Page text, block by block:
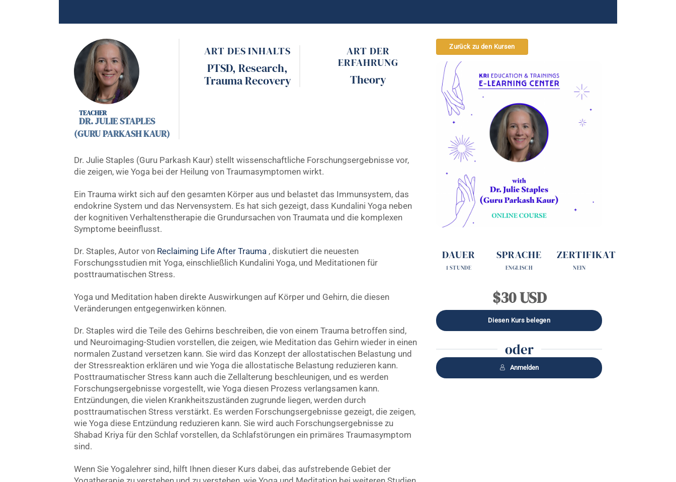
DR. JULIE STAPLES
(GURU PARKASH KAUR)
ART DES INHALTS
PTSD, Research,
Trauma Recovery
ART DER
ERFAHRUNG
Theory
Dr. Julie Staples (Guru Parkash Kaur) stellt wissenschaftliche Forschungsergebnisse vor,
die zeigen, wie Yoga bei der Heilung von Traumasymptomen wirkt.
Ein Trauma wirkt sich auf den gesamten Körper aus und belastet das Immunsystem, das
endokrine System und das Nervensystem. Es hat sich gezeigt, dass Kundalini Yoga neben
der kognitiven Verhaltenstherapie die Grundursachen von Traumata und die komplexen
Symptome beeinflusst.
Dr. Staples, Autor von Reclaiming Life After Trauma , diskutiert die neuesten
Forschungsstudien mit Yoga, einschließlich Kundalini Yoga, und Meditationen für
posttraumatischen Stress.
Yoga und Meditation haben direkte Auswirkungen auf Körper und Gehirn, die diesen
Veränderungen entgegenwirken können.
Dr. Staples wird die Teile des Gehirns beschreiben, die von einem Trauma betroffen sind,
und Neuroimaging-Studien vorstellen, die zeigen, wie Meditation das Gehirn wieder in einen
normalen Zustand versetzen kann. Sie wird das Konzept der allostatischen Belastung und
der Stressreaktion erklären und wie Yoga die allostatische Belastung reduzieren kann.
Posttraumatischer Stress kann auch die Zellalterung beschleunigen, und es werden
Forschungsergebnisse vorgestellt, wie Yoga diesen Prozess verlangsamen kann.
Entzündungen, die vielen Krankheitszuständen zugrunde liegen, werden durch
posttraumatischen Stress verstärkt. Es werden Forschungsergebnisse gezeigt, die zeigen,
wie Yoga diese Entzündung reduzieren kann. Sie wird auch Forschungsergebnisse zu
Shabad Kriya für den Schlaf vorstellen, da Schlafstörungen ein primäres Traumasymptom
sind.
Wenn Sie Yogalehrer sind, hilft Ihnen dieser Kurs dabei, das aufstrebende Gebiet der
Zurück zu den Kursen
DAUER
1 STUNDE
SPRACHE
ENGLISCH
ZERTIFIKAT
NEIN
$30 USD
oder
Anmelden